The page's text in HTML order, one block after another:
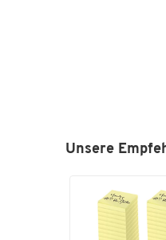
Unsere